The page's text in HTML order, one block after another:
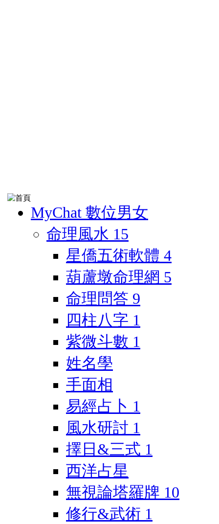
MyChat 數位男女
命理風水 15
星僑五術軟體 4
葫蘆墩命理網 5
命理問答 9
四柱八字 1
紫微斗數 1
姓名學
手面相
易經占卜 1
風水研討 1
擇日&三式 1
西洋占星
無視論塔羅牌 10
修行&武術 1